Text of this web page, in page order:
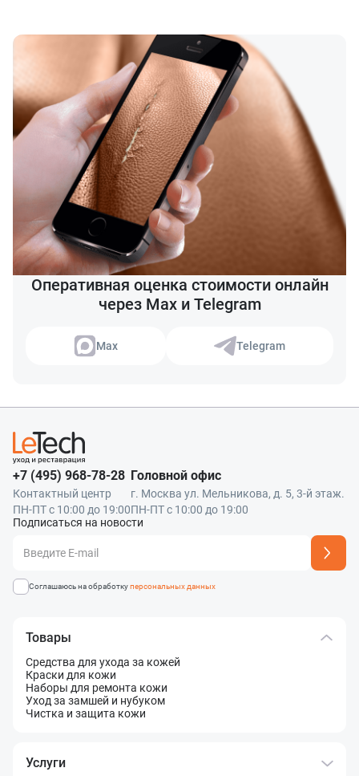
Оперативная оценка стоимости онлайн
через Max и Telegram
Max Telegram
+7 (495) 968-78-28
Контактный центр
ПН-ПТ с 10:00 до 19:00
Головной офис
г. Москва ул. Мельникова, д. 5, 3-й этаж.
ПН-ПТ с 10:00 до 19:00
Подписаться на новости
Адрес подписки успешно добавлен
Соглашаюсь на обработкуперсональных данных
Товары
Средства для ухода за кожей
Краски для кожи
Наборы для ремонта кожи
Уход за замшей и нубуком
Чистка и защита кожи
Услуги